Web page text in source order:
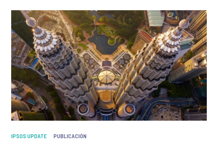
IPSOS UPDATE PUBLICACIÓN